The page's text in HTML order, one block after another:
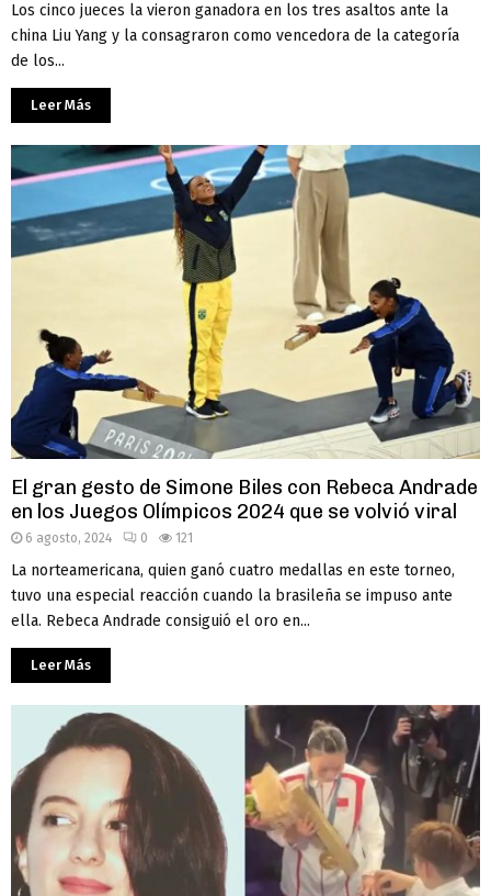
Los cinco jueces la vieron ganadora en los tres asaltos ante la
china Liu Yang y la consagraron como vencedora de la categoría
de los...
Leer Más
El gran gesto de Simone Biles con Rebeca Andrade
en los Juegos Olímpicos 2024 que se volvió viral
6 agosto, 2024 0 121
La norteamericana, quien ganó cuatro medallas en este torneo,
tuvo una especial reacción cuando la brasileña se impuso ante
ella. Rebeca Andrade consiguió el oro en...
Leer Más